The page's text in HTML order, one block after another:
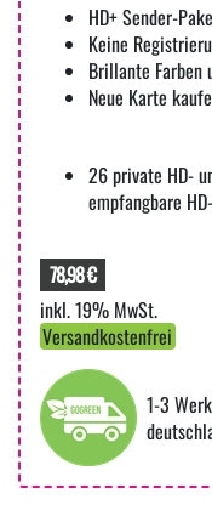
HD+ Sender-
Keine
Brillante Farben
Neue Karte
26 private HD-
empfangbare
78,98 €
inkl. 19% MwSt.
Versandkostenfrei
1-3